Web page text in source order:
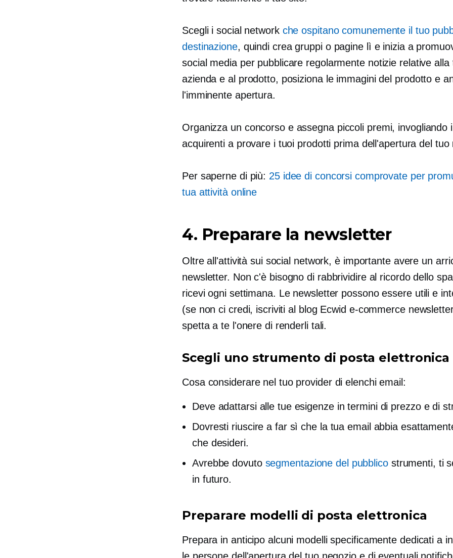
Scegli i social network che ospitano comunemente il tuo
destinazione, quindi crea gruppi o pagine lì e inizia a
social media per pubblicare regolarmente notizie relative alla
azienda e al prodotto, posiziona le immagini del prodotto e
l'imminente apertura.
Organizza un concorso e assegna piccoli premi, invogliando
acquirenti a provare i tuoi prodotti prima dell'apertura del tuo
Per saperne di più: 25 idee di concorsi comprovate per
tua attività online
4. Preparare la newsletter
Oltre all'attività sui social network, è importante avere un
newsletter. Non c'è bisogno di rabbrividire al ricordo dello
ricevi ogni settimana. Le newsletter possono essere utili e
(se non ci credi, iscriviti al blog Ecwid e-commerce
spetta a te l'onere di renderli tali.
Scegli uno strumento di posta elettronica
Cosa considerare nel tuo provider di elenchi email:
Deve adattarsi alle tue esigenze in termini di prezzo e di
Dovresti riuscire a far sì che la tua email abbia
che desideri.
Avrebbe dovuto segmentazione del pubblicostrumenti, ti
in futuro.
Preparare modelli di posta elettronica
Prepara in anticipo alcuni modelli specificamente dedicati a